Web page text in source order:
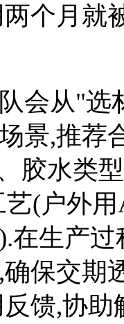
个月就
会从"
景,推荐
胶水类
(户外
在生产
保交期
馈,协